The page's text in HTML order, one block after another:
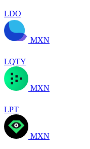
LDO
MXN
LQTY
MXN
LPT
MXN